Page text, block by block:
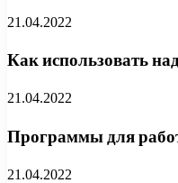
21.04.2022
Как использовать
21.04.2022
Программы для
21.04.2022